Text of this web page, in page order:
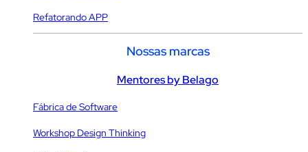
Refatorando APP
Nossas marcas
Mentores by Belago
Fábrica de Software
Workshop Design Thinking